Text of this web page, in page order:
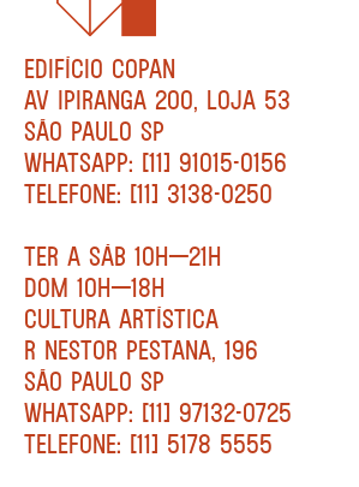
EDIFÍCIO COPAN
AV IPIRANGA 200, LOJA 53
SÃO PAULO SP
WHATSAPP: [11] 91015-0156
TELEFONE: [11] 3138-0250
TER A SÁB 10H—21H
DOM 10H—18H
CULTURA ARTÍSTICA
R NESTOR PESTANA, 196
SÃO PAULO SP
WHATSAPP: [11] 97132-0725
TELEFONE: [11] 5178 5555